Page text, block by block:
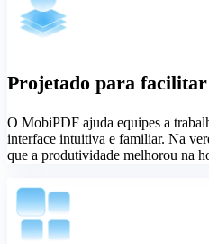
Projetado para facilitar
O MobiPDF ajuda equipes a
interface intuitiva e familiar. Na
que a produtividade melhorou na